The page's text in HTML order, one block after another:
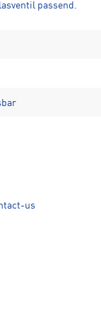
passend.
us